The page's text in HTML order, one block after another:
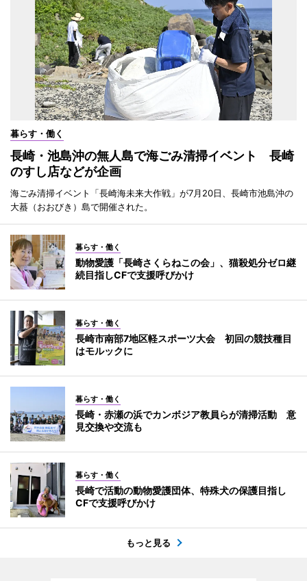
暮らす・働く
長崎・池島沖の無人島で海ごみ清掃イベント 長崎
のすし店などが企画
海ごみ清掃イベント「長崎海未来大作戦」が7月20日、長崎市池島沖の
大蟇（おおびき）島で開催された。
暮らす・働く
動物愛護「長崎さくらねこの会」、猫殺処分ゼロ継
続目指しCFで支援呼びかけ
暮らす・働く
長崎市南部7地区軽スポーツ大会 初回の競技種目
はモルックに
暮らす・働く
長崎・赤瀬の浜でカンボジア教員らが清掃活動 意
見交換や交流も
暮らす・働く
長崎で活動の動物愛護団体、特殊犬の保護目指し
CFで支援呼びかけ
もっと見る